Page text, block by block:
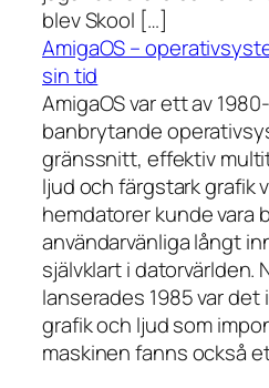
blev Skool […]
AmigaOS –
sin tid
AmigaOS var ett av
banbrytande
gränssnitt, effektiv
ljud och färgstark grafik
hemdatorer kunde vara
användarvänliga långt
självklart i datorvärlden.
lanserades 1985 var
grafik och ljud som
maskinen fanns också